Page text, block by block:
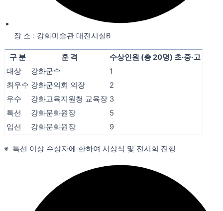
장 소 : 강화미술관 대전시실B
구 분 훈 격
수상인원 (총 20명) 초·중·고
대상
강화군수
1
최우수 강화군의회 의장
2
우수
강화교육지원청 교육장 3
특선
강화문화원장
5
입선
강화문화원장 9
※ 특선 이상 수상자에 한하여 시상식 및 전시회 진행